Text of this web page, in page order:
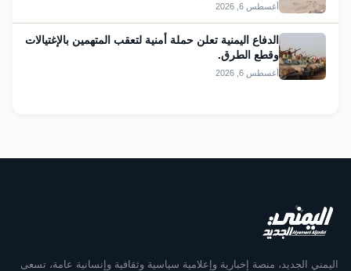
أغسطس 6, 2026
الدفاع اليمنية تعلن حملة أمنية لتعقب المتهمين بالإغتيالات
وقطع الطرق.
أغسطس 6, 2026
اليمني الجديد، منصة إخبارية وإعلامية سياسية وثقافية وإنسانية عامة، تسعى